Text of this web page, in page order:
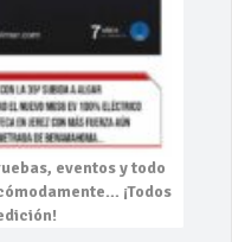
eventosy todo
¡Todos